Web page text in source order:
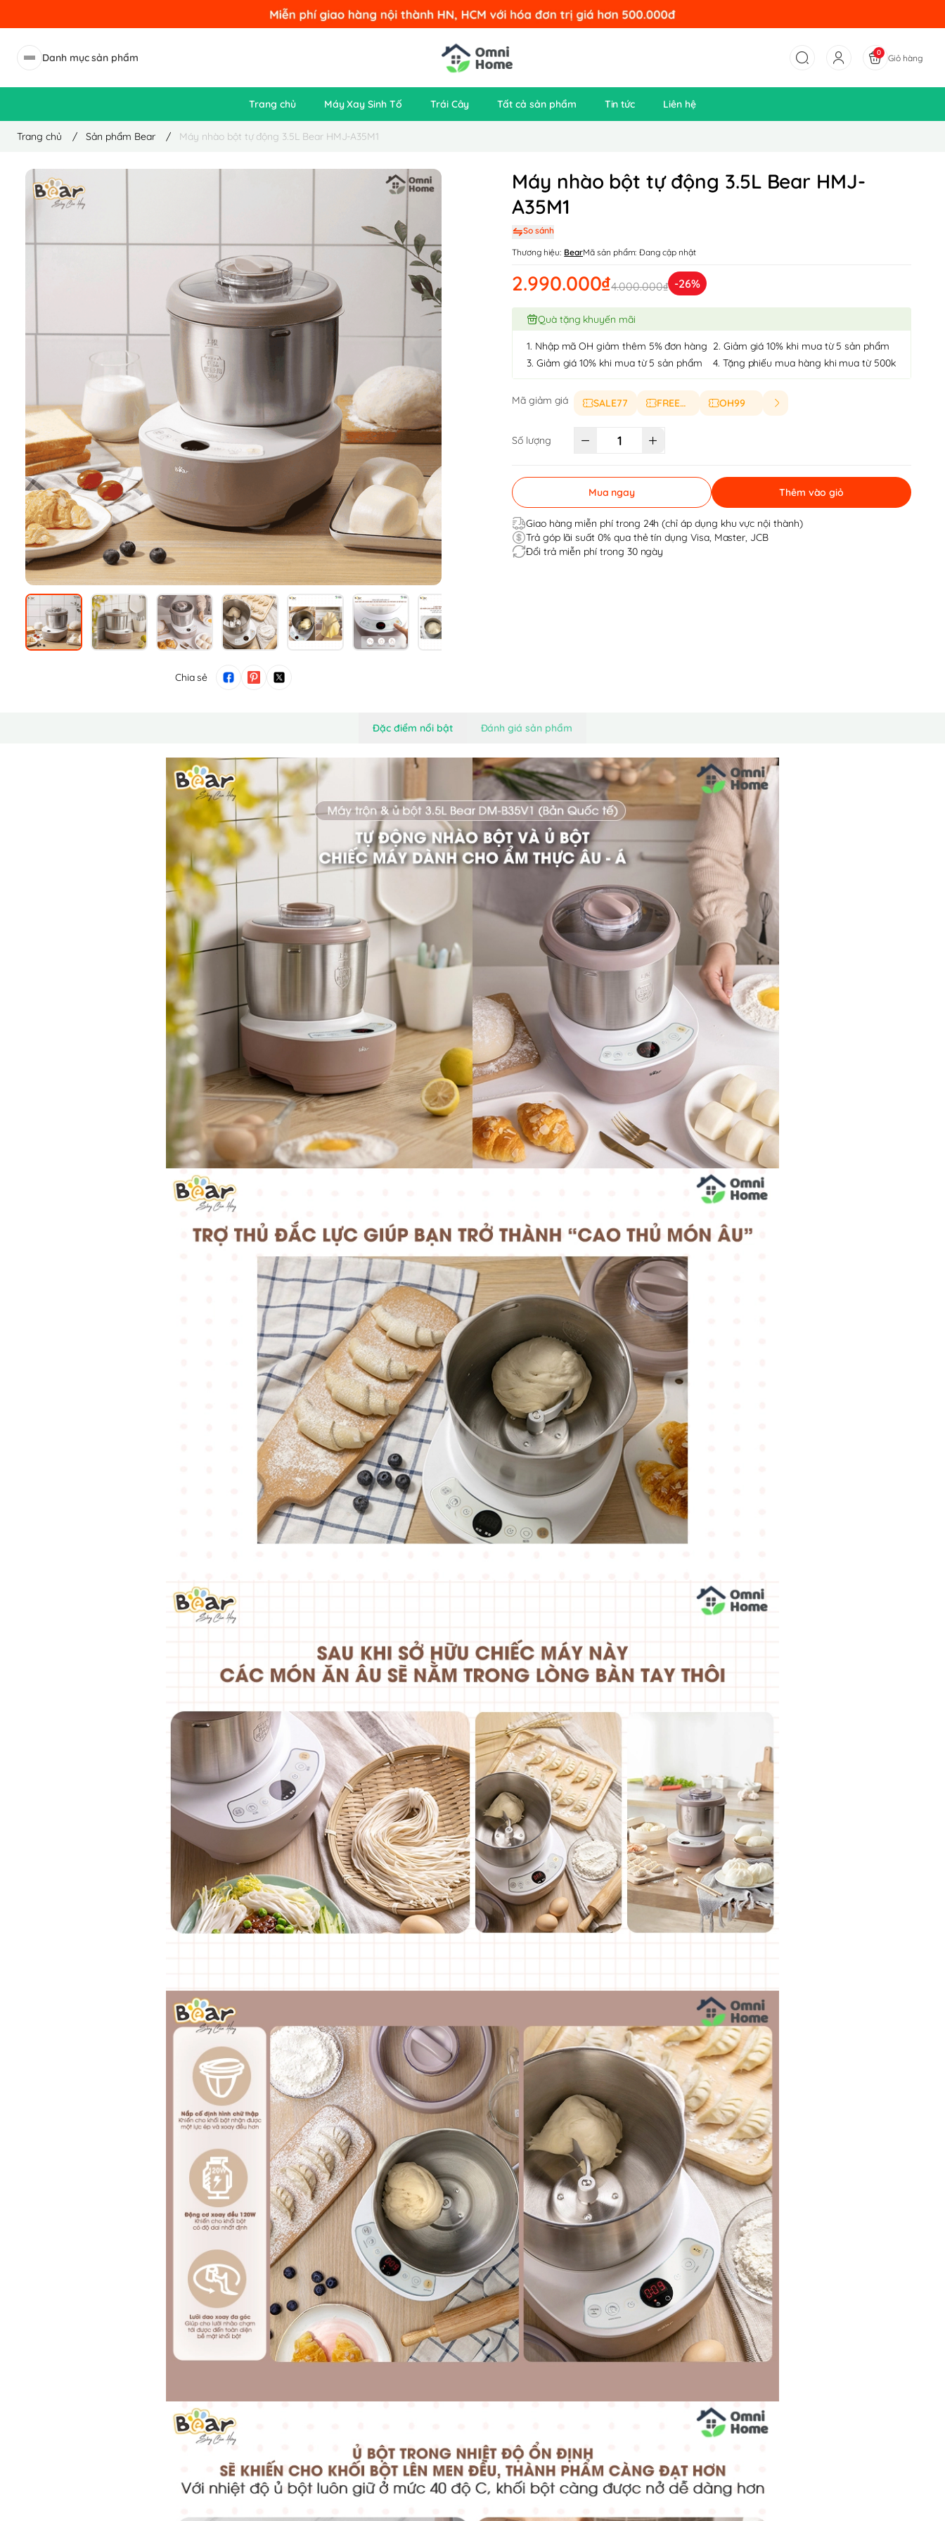
Danh mục sản phẩm 0
Giỏ hàng
Trang chủ Máy Xay Sinh Tố Trái Cây Tất cả sản phẩm Tin tức Liên hệ
Trang chủ / Sản phẩm Bear / Máy nhào bột tự động 3.5L Bear HMJ-A35M1
Chia sẻ
Máy nhào bột tự động 3.5L Bear HMJ-
A35M1
So sánh
Thương hiệu: BearMã sản phẩm: Đang cập nhật
2.990.000₫4.000.000₫ -26%
Quà tặng khuyến mãi
1. Nhập mã OH giảm thêm 5% đơn hàng 2. Giảm giá 10% khi mua từ 5 sản phẩm
3. Giảm giá 10% khi mua từ 5 sản phẩm
4. Tặng phiếu mua hàng khi mua từ 500k
Mã giảm giá SALE77 FREESHIP OH99
Số lượng
Mua ngay Thêm vào giỏ
Giao hàng miễn phí trong 24h (chỉ áp dụng khu vực nội thành)
Trả góp lãi suất 0% qua thẻ tín dụng Visa, Master, JCB
Đổi trả miễn phí trong 30 ngày
Đặc điểm nổi bật Đánh giá sản phẩm